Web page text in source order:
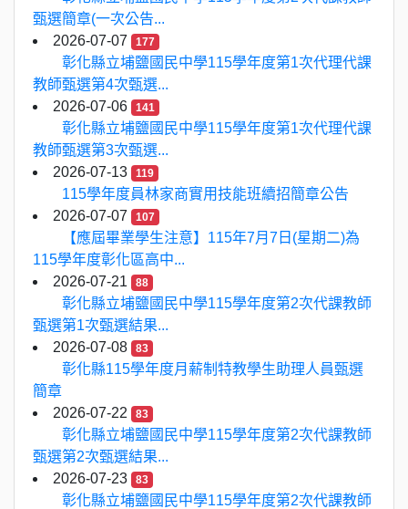
甄選簡章(一次公告...
2026-07-07
177
彰化縣立埔鹽國民中學115學年度第1次代理代課
教師甄選第4次甄選...
2026-07-06
141
彰化縣立埔鹽國民中學115學年度第1次代理代課
教師甄選第3次甄選...
2026-07-13
119
115學年度員林家商實用技能班續招簡章公告
2026-07-07
107
【應屆畢業學生注意】115年7月7日(星期二)為
115學年度彰化區高中...
2026-07-21
88
彰化縣立埔鹽國民中學115學年度第2次代課教師
甄選第1次甄選結果...
2026-07-08
83
彰化縣115學年度月薪制特教學生助理人員甄選
簡章
2026-07-22
83
彰化縣立埔鹽國民中學115學年度第2次代課教師
甄選第2次甄選結果...
2026-07-23
83
彰化縣立埔鹽國民中學115學年度第2次代課教師